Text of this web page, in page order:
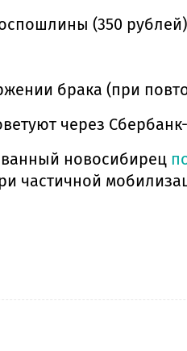
(350
брака (при
через
новосибирец
частичной